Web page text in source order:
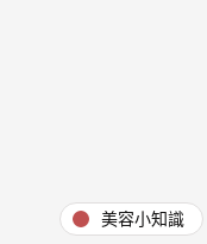
美容小知識